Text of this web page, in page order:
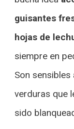
guisantes
hojas de
siempre en
Son
verduras que
sido